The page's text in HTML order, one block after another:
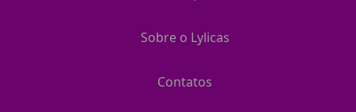
Sobre o Lylicas
Contatos